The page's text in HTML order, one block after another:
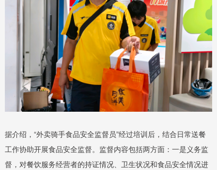
据介绍，“外卖骑手食品安全监督员”经过培训后，结合日常送餐
工作协助开展食品安全监督。监督内容包括两方面：一是义务监
督，对餐饮服务经营者的持证情况、卫生状况和食品安全情况进